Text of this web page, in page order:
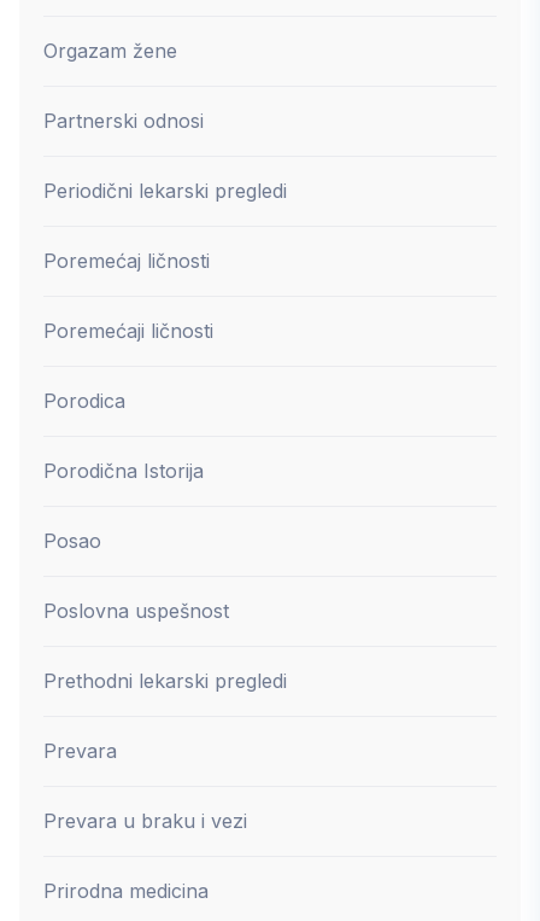
Orgazam žene
Partnerski odnosi
Periodični lekarski pregledi
Poremećaj ličnosti
Poremećaji ličnosti
Porodica
Porodična Istorija
Posao
Poslovna uspešnost
Prethodni lekarski pregledi
Prevara
Prevara u braku i vezi
Prirodna medicina